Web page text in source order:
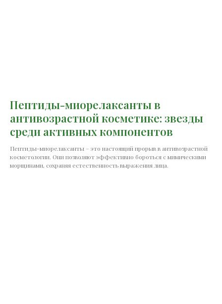
Пептиды-миорелаксанты в
антивозрастной косметике: звезды
среди активных компонентов
Пептиды-миорелаксанты – это настоящий прорыв в антивозрастной
косметологии. Они позволяют эффективно бороться с мимическими
морщинами, сохраняя естественность выражения лица.